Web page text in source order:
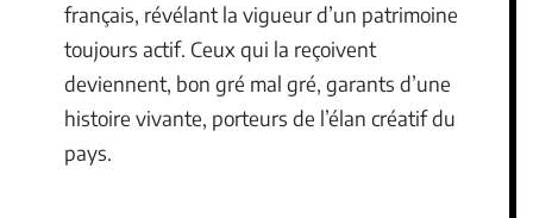
français, révélant la vigueur d’un patrimoine
toujours actif. Ceux qui la reçoivent
deviennent, bon gré mal gré, garants d’une
histoire vivante, porteurs de l’élan créatif du
pays.